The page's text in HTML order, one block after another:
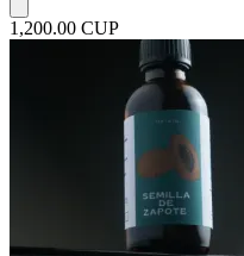
1,200.00 CUP